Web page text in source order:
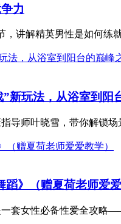
力
，讲解精英男性是如何
新玩法，从浴室到阳
导师叶晓雪，带你解锁
》（赠夏荷老师爱爱
套女性必备性爱全攻略